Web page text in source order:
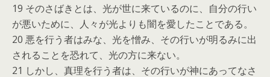
19 そのさばきとは、光が世に来ているのに、自分の行い
が悪いために、人々が光よりも闇を愛したことである。
20 悪を行う者はみな、光を憎み、その行いが明るみに出
されることを恐れて、光の方に来ない。
21 しかし、真理を行う者は、その行いが神にあってなさ